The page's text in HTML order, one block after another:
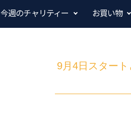
今週のチャリティー お買い物
9月4日スター